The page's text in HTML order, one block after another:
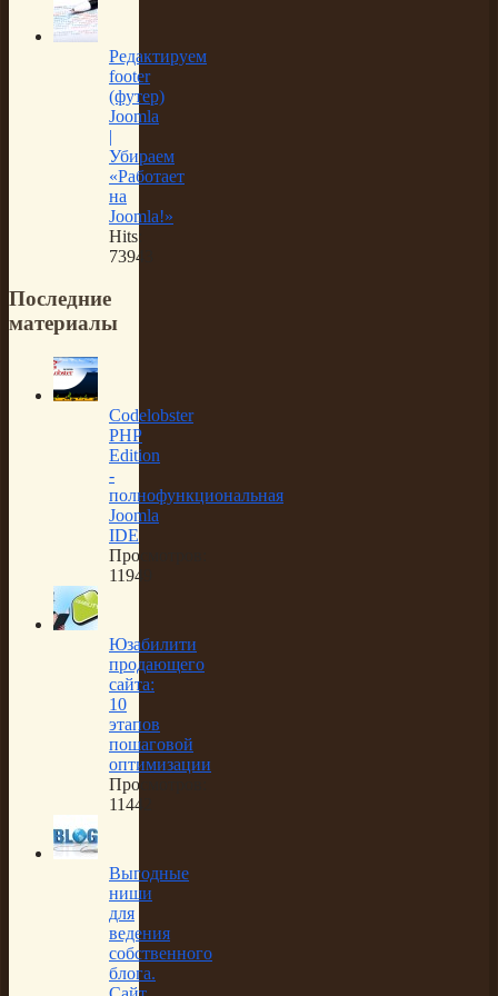
Редактируем
footer
(футер)
Joomla
|
Убираем
«Работает
на
Joomla!»
Hits:
73943
Последние
материалы
Codelobster
PHP
Edition
-
полнофункциональная
Joomla
IDE
Просмотров:
11949
Юзабилити
продающего
сайта:
10
этапов
пошаговой
оптимизации
Просмотров:
11442
Выгодные
ниши
для
ведения
собственного
блога.